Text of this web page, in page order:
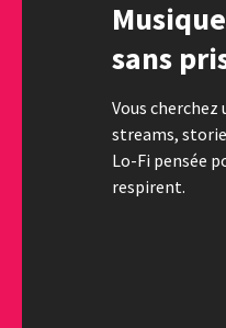
sans
Vous cherchez
streams,
Lo-Fi pensée
respirent.